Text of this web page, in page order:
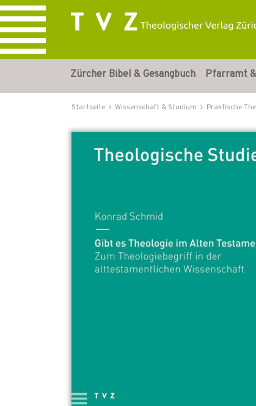
Zürcher Bibel & Gesangbuch Pfarramt
Startseite Wissenschaft & Studium Praktische